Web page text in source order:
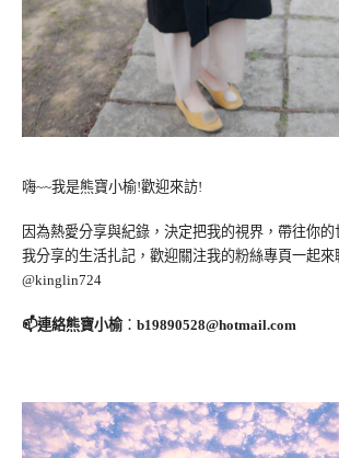
嗨~~我是熊寶小榆!歡迎來訪!
因為熱愛分享與紀錄，決定把我的視界，帶往你
我分享的生活扎記，歡迎關注我的粉絲專頁一起來
@kinglin724
📫連絡熊寶小榆： b19890528@hotmail.com